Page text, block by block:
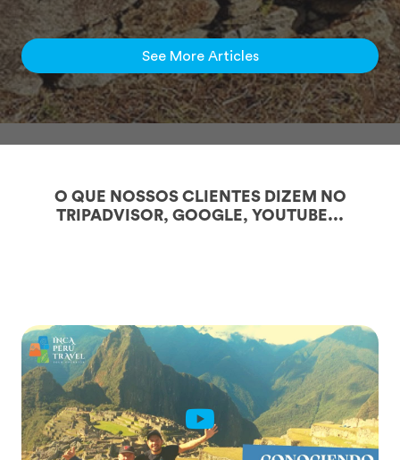
See More Articles
O QUE NOSSOS CLIENTES DIZEM NO
TRIPADVISOR, GOOGLE, YOUTUBE...